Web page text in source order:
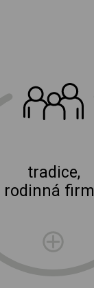
tradice,
rodinná
E-shop